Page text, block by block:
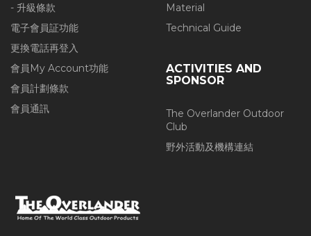
- 升級條款
電子會員証功能
更換電話再登入
會員My Account功能
會員計劃條款
會員通訊
Material
Technical Guide
ACTIVITIES AND
SPONSOR
The Overlander Outdoor
Club
野外活動及機構連結